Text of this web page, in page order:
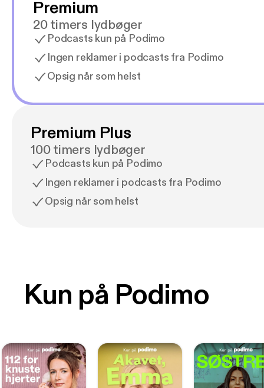
Premium
20 timers lydbøger
Podcasts kun på Podimo
Ingen reklamer i podcasts fra Podimo
Opsig når som helst
Premium Plus
100 timers lydbøger
Podcasts kun på Podimo
Ingen reklamer i podcasts fra Podimo
Opsig når som helst
Kun på Podimo